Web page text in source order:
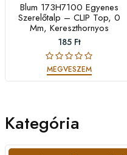
Blum 173H7100 Egyenes
Szerelőtalp – CLIP Top, 0
Mm, Kereszthornyos
185 Ft
MEGVESZEM
Kategória